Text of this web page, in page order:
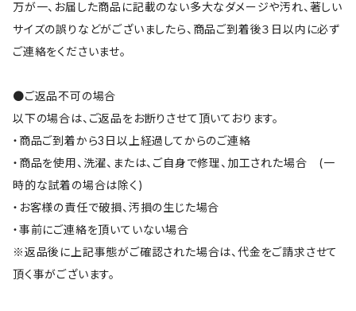
万が一、お届した商品に記載のない多大なダメージや汚れ、著しい
サイズの誤りなどがございましたら、商品ご到着後３日以内に必ず
ご連絡をくださいませ。
●ご返品不可の場合
以下の場合は、ご返品をお断りさせて頂いております。
・商品ご到着から3日以上経過してからのご連絡
・商品を使用、洗濯、または、ご自身で修理、加工された場合 (一
時的な試着の場合は除く)
・お客様の責任で破損、汚損の生じた場合
・事前にご連絡を頂いていない場合
※返品後に上記事態がご確認された場合は、代金をご請求させて
頂く事がございます。